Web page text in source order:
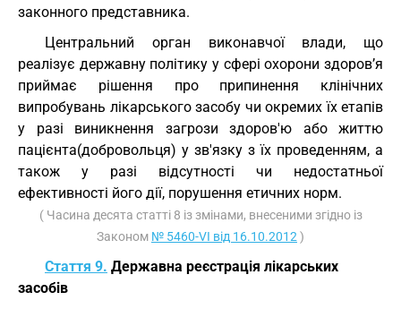
законного представника.
Центральний орган виконавчої влади, що
реалізує державну політику у сфері охорони здоров’я
приймає рішення про припинення клінічних
випробувань лікарського засобу чи окремих їх етапів
у разі виникнення загрози здоров'ю або життю
пацієнта(добровольця) у зв'язку з їх проведенням, а
також у разі відсутності чи недостатньої
ефективності його дії, порушення етичних норм.
( Часина десята статті 8 із змінами, внесеними згідно із
Законом № 5460-VI від 16.10.2012 )
Стаття 9. Державна реєстрація лікарських
засобів